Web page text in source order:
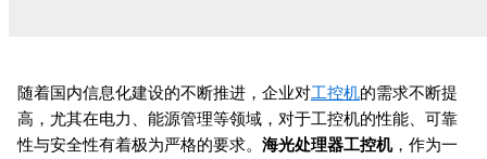
随着国内信息化建设的不断推进，企业对工控机的需求不断提
高，尤其在电力、能源管理等领域，对于工控机的性能、可靠
性与安全性有着极为严格的要求。 海光处理器工控机，作为一